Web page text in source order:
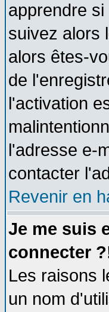
apprendre
suivez alors
alors êtes-
de
l'activation
l'adresse e-
contacter
Revenir en
Je me suis
connecter
Les raisons
un nom